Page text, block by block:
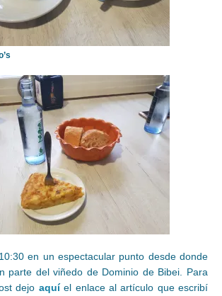
en un espectacular punto desde donde
parte del viñedo de Dominio de Bibei. Para
dejo aquíel enlace al artículo que escribí